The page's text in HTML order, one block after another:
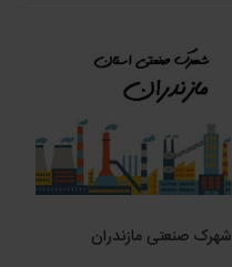
شهرک صنعتی مازندران